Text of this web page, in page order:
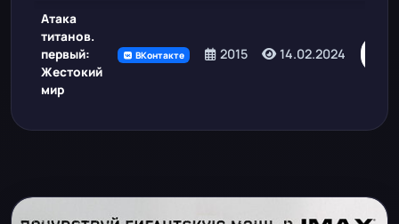
Атака
титанов.
первый:
Жестокий
мир
ВКонтакте 2015 14.02.2024